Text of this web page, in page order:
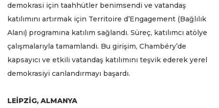
demokrasi için taahhütler benimsendi ve vatandaş
katılımını artırmak için Territoire d’Engagement (Bağlılık
Alanı) programına katılım sağlandı. Süreç, katılımcı atölye
çalışmalarıyla tamamlandı. Bu girişim, Chambéry’de
kapsayıcı ve etkili vatandaş katılımını teşvik ederek yerel
demokrasiyi canlandırmayı başardı.
LEİPZİG, ALMANYA